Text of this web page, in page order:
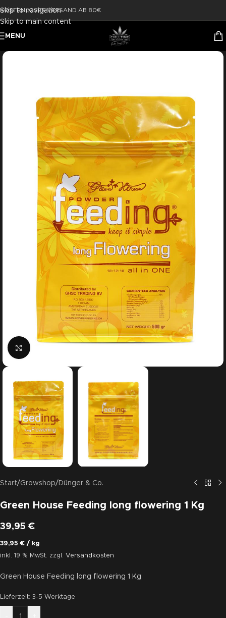
Skip to navigation
Skip to main content
KOSTENLOSER VERSAND AB 80€
MENU
Click to enlarge
Start/Growshop/ Dünger & Co.
Green House Feeding long flowering 1 Kg
39,95 €
39,95€ / kg
inkl. 19 % MwSt. zzgl. Versandkosten
Green House Feeding long flowering 1 Kg
Lieferzeit: 3-5 Werktage